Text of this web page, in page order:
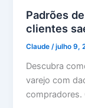
Padrões
clientes
Claude /julho 9,
Descubra
varejo com
compradores.